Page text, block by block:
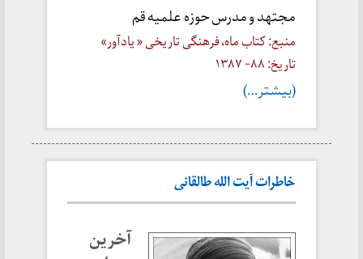
مجتهد و مدرس حوزه علمیه قم
منبع: کتاب ماه، فرهنگی تاریخی « یادآور»
تاریخ: ۸۸- ۱۳۸۷
(بیشتر…)
خاطرات آیت الله طالقانی
آخرین